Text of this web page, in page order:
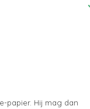
papier. Hij mag dan